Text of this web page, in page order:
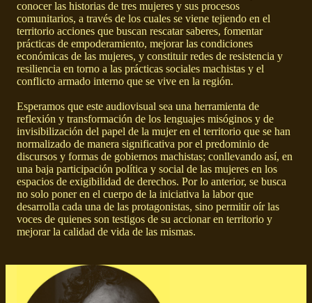
conocer las historias de tres mujeres y sus procesos
comunitarios, a través de los cuales se viene tejiendo en el
territorio acciones que buscan rescatar saberes, fomentar
prácticas de empoderamiento, mejorar las condiciones
económicas de las mujeres, y constituir redes de resistencia y
resiliencia en torno a las prácticas sociales machistas y el
conflicto armado interno que se vive en la región.
Esperamos que este audiovisual sea una herramienta de
reflexión y transformación de los lenguajes misóginos y de
invisibilización del papel de la mujer en el territorio que se han
normalizado de manera significativa por el predominio de
discursos y formas de gobiernos machistas; conllevando así, en
una baja participación política y social de las mujeres en los
espacios de exigibilidad de derechos. Por lo anterior, se busca
no solo poner en el cuerpo de la iniciativa la labor que
desarrolla cada una de las protagonistas, sino permitir oír las
voces de quienes son testigos de su accionar en territorio y
mejorar la calidad de vida de las mismas.